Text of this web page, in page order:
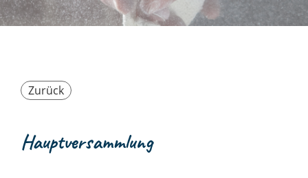
Zurück
Hauptversammlung